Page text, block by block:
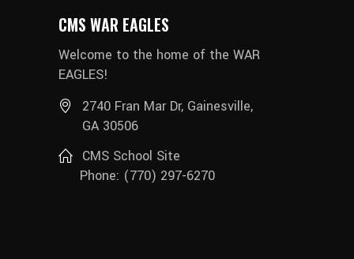
CMS WAR EAGLES
Welcome to the home of the WAR
EAGLES!
2740 Fran Mar Dr, Gainesville,
GA 30506
CMS School Site
Phone: (770) 297-6270